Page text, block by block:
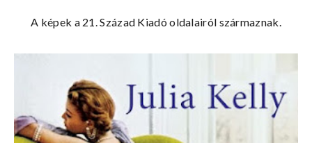
A képek a 21. Század Kiadó oldalairól származnak.